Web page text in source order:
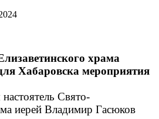
храма
Хабаровска мероприятия
Свято-
иерей Владимир Гасюков